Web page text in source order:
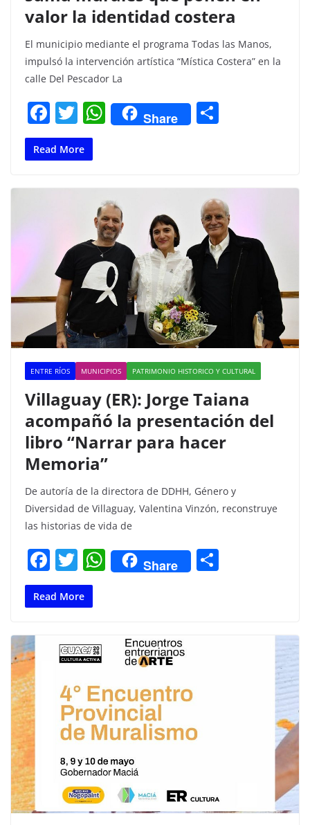
valor la identidad costera
El municipio mediante el programa Todas las Manos,
impulsó la intervención artística “Mística Costera” en la
calle Del Pescador La
F
a
c
k
T
w
itt
W
h
A
p
p
Share
ar
tir
Read More
ENTRE RÍOS MUNICIPIOS PATRIMONIO HISTORICO Y CULTURAL
Villaguay (ER): Jorge Taiana
acompañó la presentación del
libro “Narrar para hacer
Memoria”
De autoría de la directora de DDHH, Género y
Diversidad de Villaguay, Valentina Vinzón, reconstruye
las historias de vida de
F
a
c
b
o
o
k
T
w
itt
W
h
p
Share
Read More